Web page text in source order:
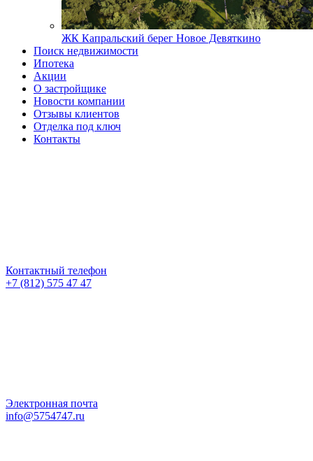
ЖК Капральский берег Новое Девяткино
Поиск недвижимости
Ипотека
Акции
О застройщике
Новости компании
Отзывы клиентов
Отделка под ключ
Контакты
Контактный телефон
+7 (812) 575 47 47
Электронная почта
info@5754747.ru